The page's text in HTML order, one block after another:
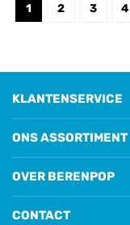
1 2 3 4
KLANTENSERVICE
ONS ASSORTIMENT
OVER BERENPOP
CONTACT